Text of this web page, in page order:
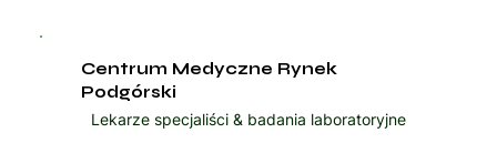
Centrum Medyczne Rynek
Podgórski
Lekarze specjaliści & badania laboratoryjne